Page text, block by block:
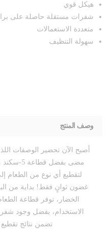
هيكل قوي
شفرات مستقلة حاصلة على
متعددة الاستعمالات
سهولة التنظيف
وصف المنتج
أصبح الآن تحضير الوصفات
مضى
لتقطيع أي نوع من الطعام
غضون ثوانٍ فقط! بداية من
الخضار، توفر قطاعة
الاستخدام، بفضل وجود
تضمن نتائج